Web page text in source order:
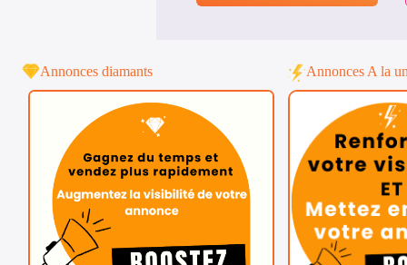
Annonces diamants Annonces A la